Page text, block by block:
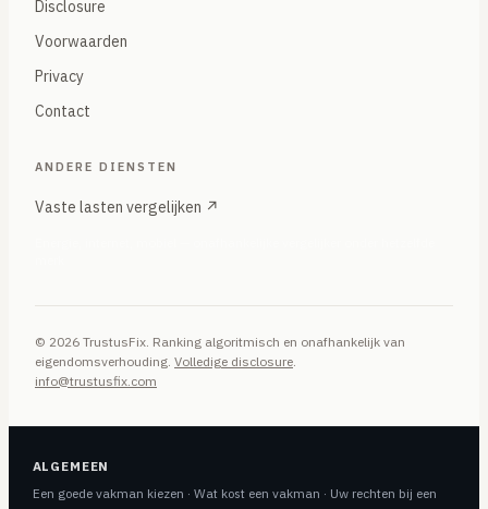
Disclosure
Voorwaarden
Privacy
Contact
ANDERE DIENSTEN
Vaste lasten vergelijken ↗
© 2026 TrustusFix. Ranking algoritmisch en onafhankelijk van
eigendomsverhouding. Volledige disclosure.
info@trustusfix.com
ALGEMEEN
Een goede vakman kiezen · Wat kost een vakman · Uw rechten bij een